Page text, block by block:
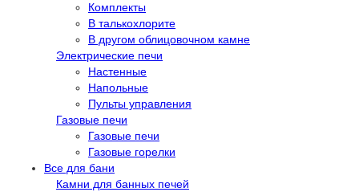
Комплекты
В талькохлорите
В другом облицовочном камне
Электрические печи
Настенные
Напольные
Пульты управления
Газовые печи
Газовые печи
Газовые горелки
Все для бани
Камни для банных печей